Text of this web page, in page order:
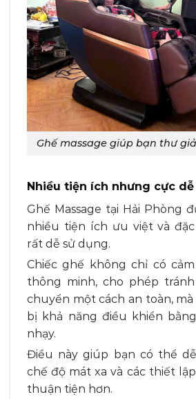
Ghế massage giúp bạn thư
Nhiều tiện ích nhưng cực
Ghế Massage tại Hải Phòng
nhiều tiện ích ưu việt và
rất dễ sử dụng.
Chiếc ghế không chỉ có
thông minh, cho phép
chuyển một cách an toàn,
bị khả năng điều khiển
nhạy.
Điều này giúp bạn có thể
chế độ mát xa và các thiết
thuận tiện hơn.